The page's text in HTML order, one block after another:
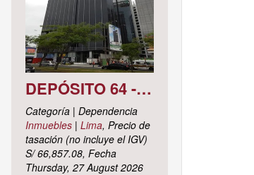
DEPÓSITO 64 - SÓTANO 7 AVENIDA CIRCUNVALACIÓN DEL CLUB GOLF LOS INCAS N° 152 URBANIZACIÓN LOTIZACIÓN CLUB GOLF LOS INCAS DISTRITO SANTIAGO DE SURCO, PROVINCIA Y DEPARTAMENTO DE LIMA
Categoría | Dependencia
Inmuebles| Lima, Precio de
tasación (no incluye el IGV)
S/ 66,857.08, Fecha
Thursday, 27 August 2026